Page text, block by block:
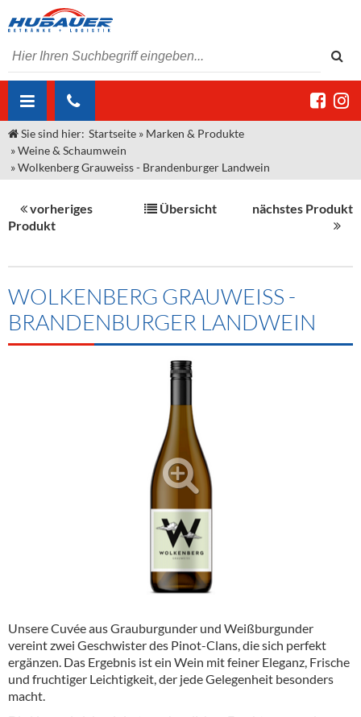
ÜBER UNS
Jobs
Unser Liefergebiet
Unser Team
Kontakt
AKTUELLES
Angebote Gastronomie & Großhandel
Gastronomie
Großhandel
Innovation - Die Neue Art des Bierzapfens
"DroughtMaster"
Neuigkeiten
Termine
MARKEN & PRODUKTE
Weine & Schaumwein
Sirup
Spirituosen
Bier
Hygieneartikel & Desinfektion
Kommisionskauf & Lieferbedingungen
Fremddienstleistungen
Sie sind hier: Startseite » Marken & Produkte
»Weine & Schaumwein
»Wolkenberg Grauweiss - Brandenburger Landwein
vorheriges
Produkt
Übersicht nächstes Produkt
WOLKENBERG GRAUWEISS -
BRANDENBURGER LANDWEIN
Unsere Cuvée aus Grauburgunder und Weißburgunder
vereint zwei Geschwister des Pinot-Clans, die sich perfekt
ergänzen. Das Ergebnis ist ein Wein mit feiner Eleganz, Frische
und fruchtiger Leichtigkeit, der jede Gelegenheit besonders
macht.